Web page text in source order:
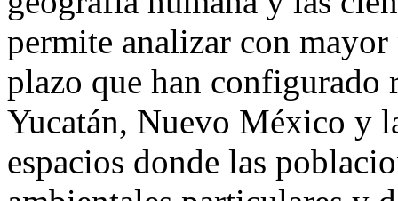
permite analizar con
plazo que han configurado
Yucatán, Nuevo México y
espacios donde las